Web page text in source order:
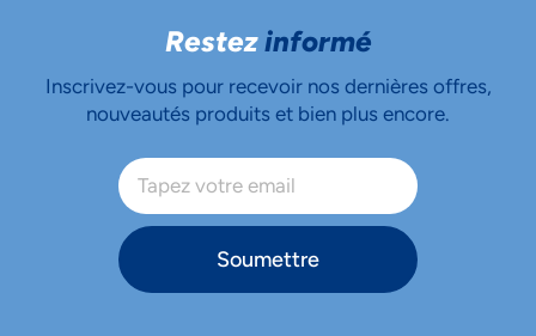
Restezinformé
Inscrivez-vous pour recevoir nos dernières offres,
nouveautés produits et bien plus encore.
Soumettre